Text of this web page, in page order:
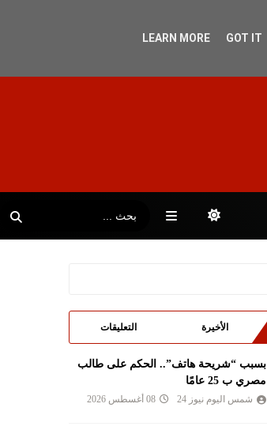
الأخيرة التعليقات
بسبب “شريحة هاتف”.. الحكم على طالب
مصري ب 25 عامًا
شمس اليوم نيوز 24 08 أغسطس 2026
LEARN MORE GOT IT